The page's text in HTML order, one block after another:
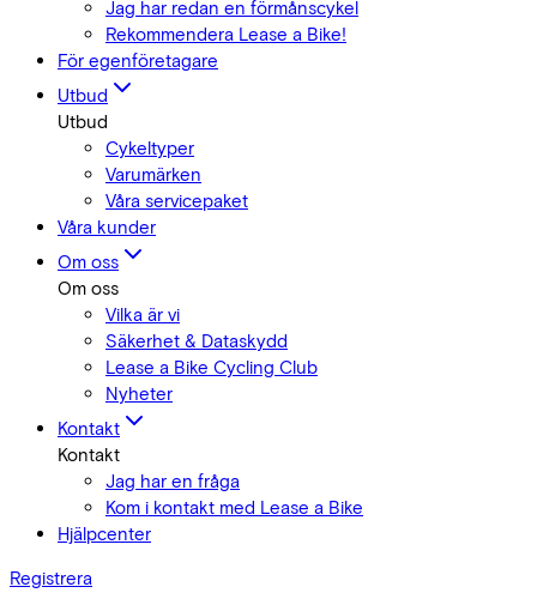
Jag har redan en förmånscykel
Rekommendera Lease a Bike!
För egenföretagare
Utbud
Utbud
Cykeltyper
Varumärken
Våra servicepaket
Våra kunder
Om oss
Om oss
Vilka är vi
Säkerhet & Dataskydd
Lease a Bike Cycling Club
Nyheter
Kontakt
Kontakt
Jag har en fråga
Kom i kontakt med Lease a Bike
Hjälpcenter
Registrera